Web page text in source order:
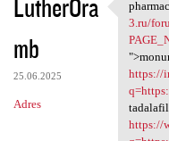
LutherOra
mb
25.06.2025
Adres
3.ru/
https://
https://